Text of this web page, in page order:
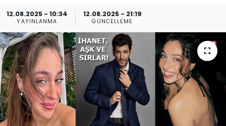
12.08.2025 - 10:34
YAYINLANMA
12.08.2025 - 21:19
GÜNCELLEME